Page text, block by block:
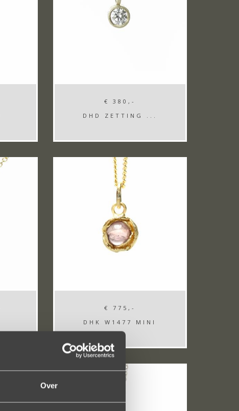
Over
€ 380,-
DHD ZETTING ...
€ 775,-
DHK W1477 MINI